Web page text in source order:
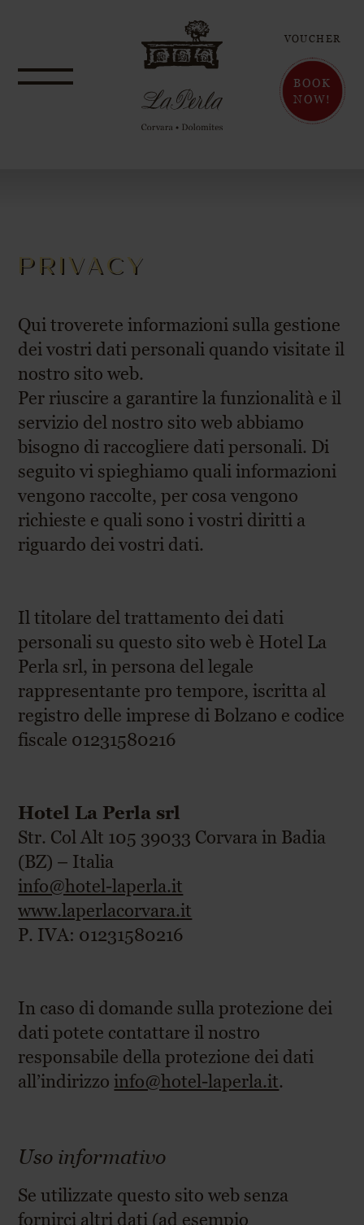
VOUCHER
BOOK
NOW!
PRIVACY
Qui troverete informazioni sulla gestione
dei vostri dati personali quando visitate il
nostro sito web.
Per riuscire a garantire la funzionalità e il
servizio del nostro sito web abbiamo
bisogno di raccogliere dati personali. Di
seguito vi spieghiamo quali informazioni
vengono raccolte, per cosa vengono
richieste e quali sono i vostri diritti a
riguardo dei vostri dati.
Il titolare del trattamento dei dati
personali su questo sito web è Hotel La
Perla srl, in persona del legale
rappresentante pro tempore, iscritta al
registro delle imprese di Bolzano e codice
fiscale 01231580216
Hotel La Perla srl
Str. Col Alt 105 39033 Corvara in Badia
(BZ) – Italia
info@hotel-laperla.it
www.laperlacorvara.it
P. IVA: 01231580216
In caso di domande sulla protezione dei
dati potete contattare il nostro
responsabile della protezione dei dati
all’indirizzoinfo@hotel-laperla.it.
Uso informativo
Se utilizzate questo sito web senza
fornirci altri dati (ad esempio